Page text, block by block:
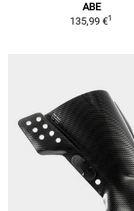
ABE
135,99 €1